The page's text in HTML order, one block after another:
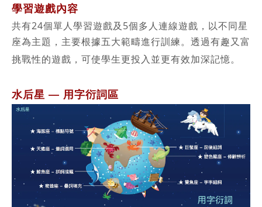
學習遊戲內容
共有24個單人學習遊戲及 5個多人連線遊戲，以不同星
座為主題，主要根據五大範疇進行訓練。透過有趣又富
挑戰性的遊戲，可使學生更投入並更有效加深記憶。
水后星 — 用字衍詞區